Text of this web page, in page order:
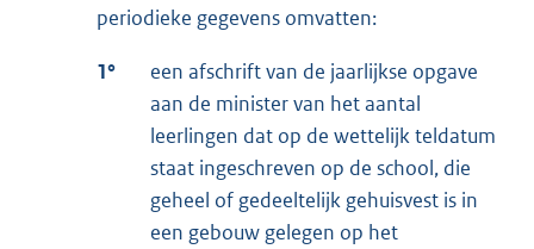
periodieke gegevens omvatten:
1°
een afschrift van de jaarlijkse opgave
aan de minister van het aantal
leerlingen dat op de wettelijk teldatum
staat ingeschreven op de school, die
geheel of gedeeltelijk gehuisvest is in
een gebouw gelegen op het